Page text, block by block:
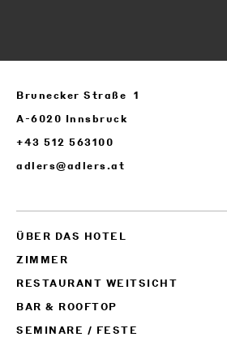
Brunecker Straße 1
A-6020 Innsbruck
+43 512 563100
adlers@adlers.at
ÜBER DAS HOTEL
ZIMMER
RESTAURANT WEITSICHT
BAR & ROOFTOP
SEMINARE / FESTE